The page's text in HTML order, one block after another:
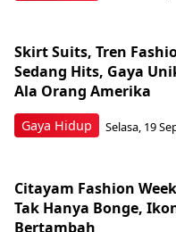
Gaya Hidup
Skirt Suits, Tren
Sedang Hits, Gaya
Ala Orang Amerika
Selasa, 19
Citayam Fashion
Tak Hanya Bonge,
Bertambah